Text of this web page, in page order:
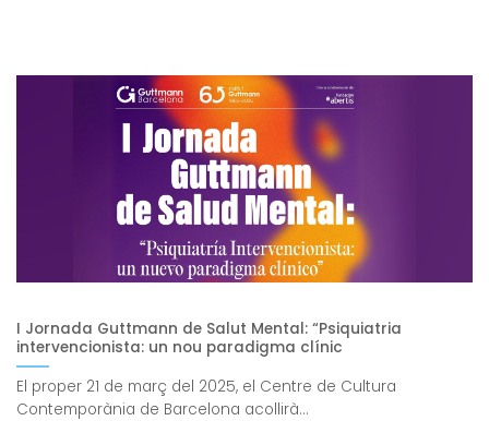
I Jornada Guttmann de Salut Mental: “Psiquiatria
intervencionista: un nou paradigma clínic
El proper 21 de març del 2025, el Centre de Cultura
Contemporània de Barcelona acollirà...